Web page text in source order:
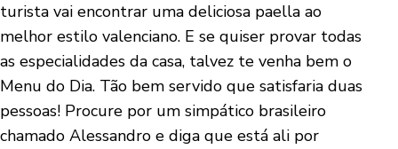
turista vai encontrar uma deliciosa paella ao
melhor estilo valenciano. E se quiser provar todas
as especialidades da casa, talvez te venha bem o
Menu do Dia. Tão bem servido que satisfaria duas
pessoas! Procure por um simpático brasileiro
chamado Alessandro e diga que está ali por